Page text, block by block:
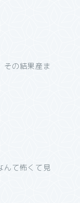
その結果産ま
んて怖くて見